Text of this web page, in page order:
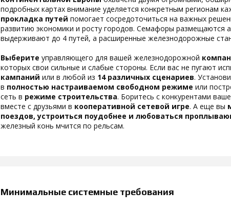
подробных картах внимание уделяется конкретным регионам
прокладка путей помогает сосредоточиться на важных
развитию экономики и росту городов. Семафоры размещаются
выдерживают до 4 путей, а расширенные железнодорожные
Выберите управляющего для вашей железнодорожной
которых свои сильные и слабые стороны. Если вас не пугают
кампаний или в любой из 14 различных сценариев.
в полностью настраиваемом свободном режиме или
сеть в режиме строительства. Боритесь с конкурентами
вместе с друзьями в кооперативной сетевой игре. А еще вы
поездов, устроиться поудобнее и любоваться
железный конь мчится по рельсам.
Минимальные системные требования